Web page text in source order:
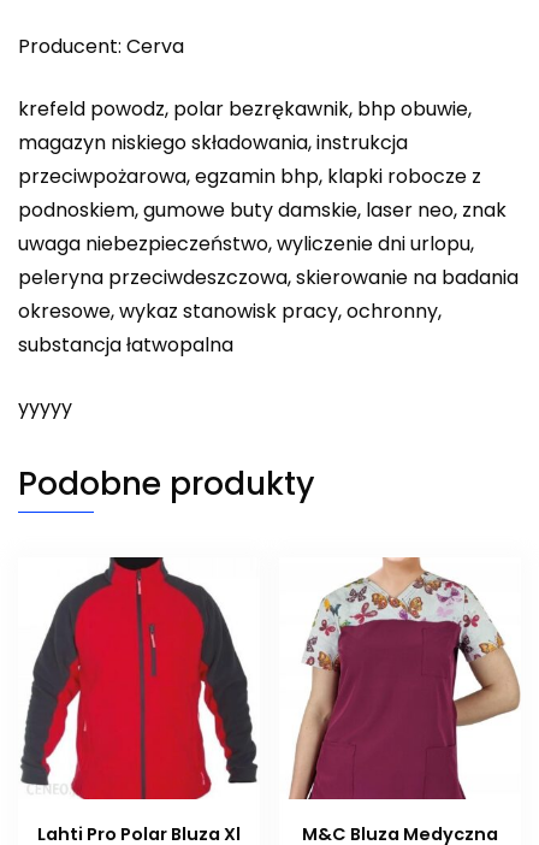
Producent: Cerva
krefeld powodz, polar bezrękawnik, bhp obuwie,
magazyn niskiego składowania, instrukcja
przeciwpożarowa, egzamin bhp, klapki robocze z
podnoskiem, gumowe buty damskie, laser neo, znak
uwaga niebezpieczeństwo, wyliczenie dni urlopu,
peleryna przeciwdeszczowa, skierowanie na badania
okresowe, wykaz stanowisk pracy, ochronny,
substancja łatwopalna
yyyyy
Podobne produkty
Lahti Pro Polar Bluza Xl M&C Bluza Medyczna